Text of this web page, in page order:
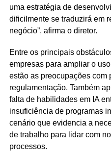
uma estratégia de
dificilmente se traduzirá em
negócio”, afirma o diretor.
Entre os principais
empresas para ampliar o
estão as preocupações com
regulamentação. Também
falta de habilidades em IA
insuficiência de programas
cenário que evidencia a
de trabalho para lidar com
processos.